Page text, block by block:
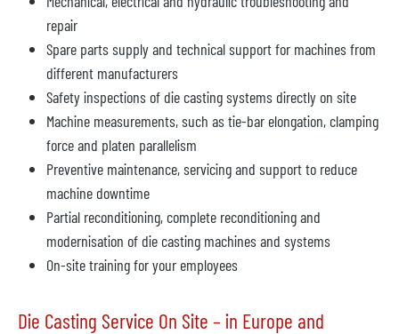
repair
Spare parts supply and technical support for machines from
different manufacturers
Safety inspections of die casting systems directly on site
Machine measurements, such as tie-bar elongation, clamping
force and platen parallelism
Preventive maintenance, servicing and support to reduce
machine downtime
Partial reconditioning, complete reconditioning and
modernisation of die casting machines and systems
On-site training for your employees
Die Casting Service On Site – in Europe and